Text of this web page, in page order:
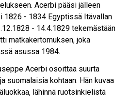
Acerbi pääsi jälleen
1826 - 1834 Egyptissä Itävallan
- 14.4.1829 tekemästään
matkakertomuksen, joka
asussa 1984.
Acerbi osoittaa suurta
suomalaisia kohtaan. Hän kuvaa
lähinnä ruotsinkielistä